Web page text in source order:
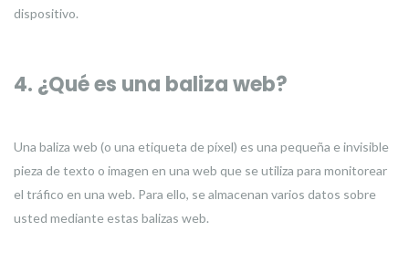
dispositivo.
4. ¿Qué es una baliza web?
Una baliza web (o una etiqueta de píxel) es una pequeña e invisible
pieza de texto o imagen en una web que se utiliza para monitorear
el tráfico en una web. Para ello, se almacenan varios datos sobre
usted mediante estas balizas web.